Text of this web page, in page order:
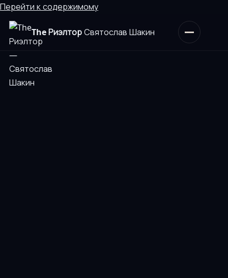
Перейти к содержимому
The РиэлторСвятослав Шакин Открыть меню